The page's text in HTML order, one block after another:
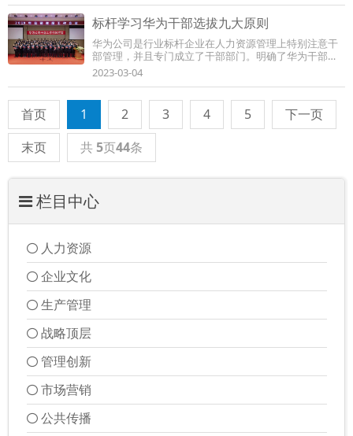
标杆学习华为干部选拔九大原则
华为公司是行业标杆企业在人力资源管理上特别注意干
部管理，并且专门成立了干部部门。明确了华为干部的
标准与应用，制订了干部选拔的原则与流程等...
2023-03-04
首页 1 2 3 4 5
下一页
末页
共 5页44条
栏目中心
人力资源
企业文化
生产管理
战略顶层
管理创新
市场营销
公共传播